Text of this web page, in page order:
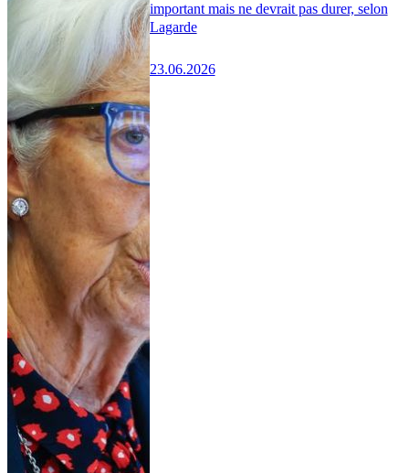
important mais ne devrait pas durer, selon
Lagarde
23.06.2026